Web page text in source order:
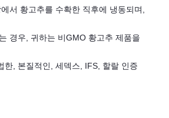
서 황고추를 수확한 직후에 냉동되며,
경우, 귀하는 비GMO 황고추 제품을
, 본질적인, 세덱스, IFS, 할랄 인증